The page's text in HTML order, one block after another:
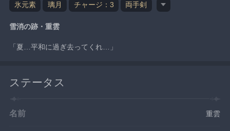
氷元素 璃月 チャージ：3 両手剣
雪消の跡・重雲
「夏…平和に過ぎ去ってくれ…」
ステータス
名前 重雲